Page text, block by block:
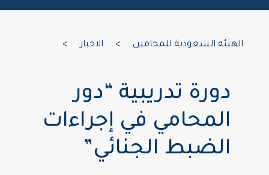
الهيئة السعودية للمحامين الاخبار
دورة تدريبية “دور
المحامي في إجراءات
الضبط الجنائي”